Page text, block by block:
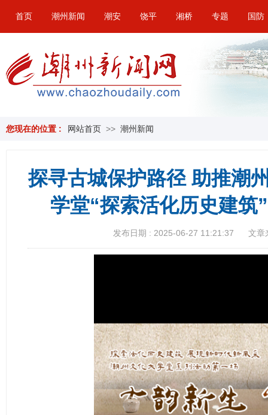
首页 潮州新闻 潮安 饶平 湘桥 专题 国防
您现在的位置 : 网站首页 >> 潮州新闻
探寻古城保护路径 助推潮
学堂“探索活化历史建筑
发布日期 : 2025-06-27 11:21:37 文章